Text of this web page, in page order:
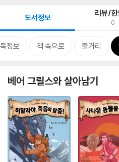
도서정보 리뷰/한
0
정보 책 속으로 줄거리
베어 그릴스와 살아남기